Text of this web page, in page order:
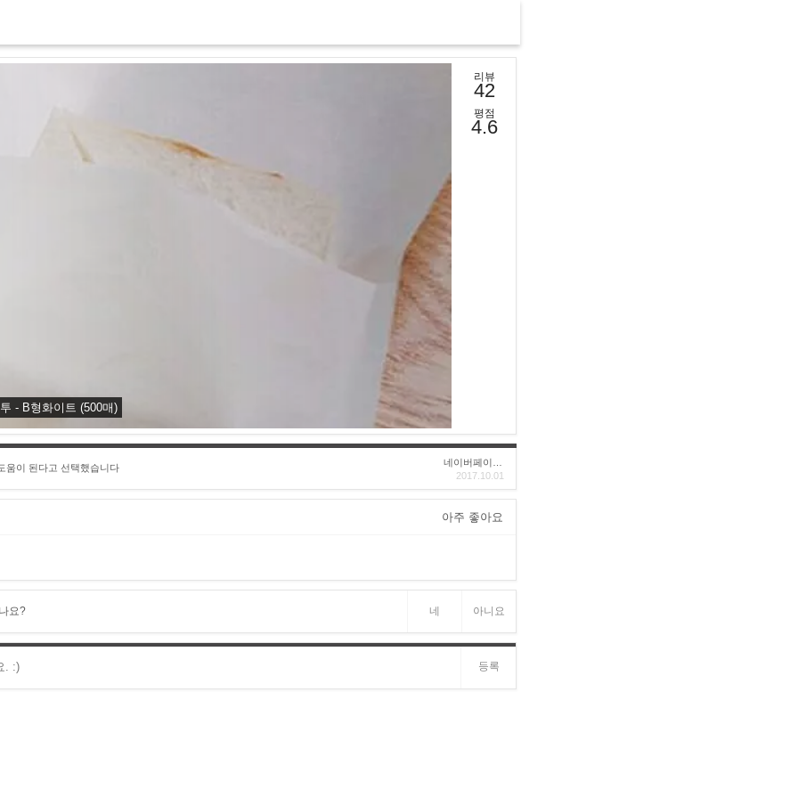
- B형화이트 (500매)
리뷰
42
평점
4.6
움이 된다고 선택했습니다
2017.10.01
아주 좋아요
요? 네 아니요
등록